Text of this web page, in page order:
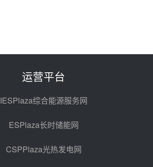
规模化助力构建绿色低碳电力供给
架协议项目中标候选人公示
350MW光热大基地建设提速！哈
锅中标格尔木项目蒸汽发生系统
前天 08-04 09:54
运营平台
IESPlaza综合能源服务网
ESPlaza长时储能网
CSPPlaza光热发电网